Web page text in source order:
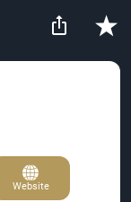
Website